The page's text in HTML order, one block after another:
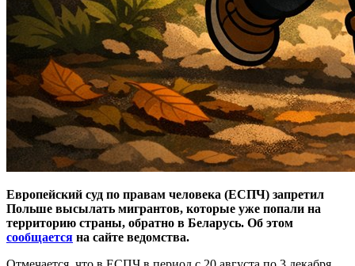
Европейский суд по правам человека (ЕСПЧ) запретил
Польше высылать мигрантов, которые уже попали на
территорию страны, обратно в Беларусь. Об этом
сообщается на сайте ведомства.